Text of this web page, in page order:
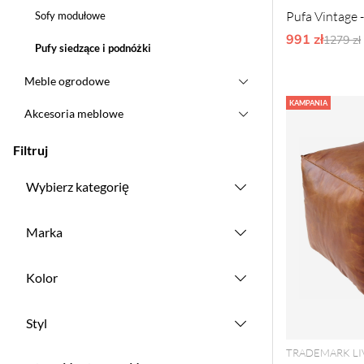
Sofy modułowe
Pufy siedzące i podnóżki
Meble ogrodowe
Akcesoria meblowe
Filtruj
Wybierz kategorię
Marka
Kolor
Styl
Pufa Vintage
991 zł1279 zł
KAMPANIA
TRADEMARK